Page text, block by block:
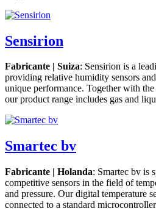
Sensirion
Fabricante | Suiza: Sensirion is a
providing relative humidity sensors
unique performance. Together with
our product range includes gas and
Smartec bv
Fabricante | Holanda: Smartec bv is
competitive sensors in the field of
and pressure. Our digital temperature
connected to a standard